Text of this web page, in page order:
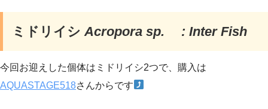
ミドリイシ Acropora sp. : Inter Fish
今回お迎えした個体はミドリイシ2つで、購入は
AQUASTAGE518さんからです